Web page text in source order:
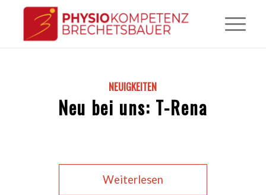
NEUIGKEITEN
Neu bei uns: T-Rena
Weiterlesen